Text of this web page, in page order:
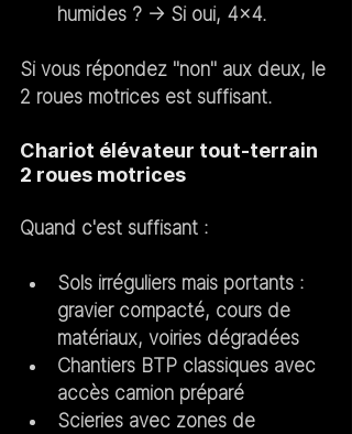
humides ? → Si oui, 4x4.
Si vous répondez "non" aux deux, le
2 roues motrices est suffisant.
Chariot élévateur tout-terrain
2 roues motrices
Quand c'est suffisant :
Sols irréguliers mais portants :
gravier compacté, cours de
matériaux, voiries dégradées
Chantiers BTP classiques avec
accès camion préparé
Scieries avec zones de